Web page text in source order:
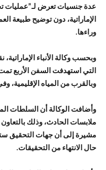
عدة جنسيات تعرض لـ”عمليات
الإماراتية، دون توضيح طبيعة
وراءها.
وبحسب وكالة الأنباء
التي استهدفت السفن الأربع
وبالقرب من المياه الإقليمية،
وأضافت الوكالة أن السلطات
ملابسات الحادث، وذلك بالتعاون
مشيرة إلى أن جهات التحقيق
حال الانتهاء من التحقيقات.